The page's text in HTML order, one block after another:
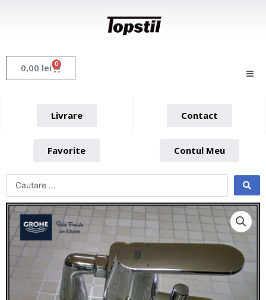
0,00 lei 0 Cart
Livrare Contact
Favorite Contul Meu